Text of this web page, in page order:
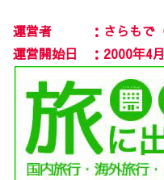
運営者 ：さらもで（
運営開始日 ：2000年4